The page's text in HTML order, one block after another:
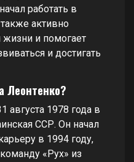
работать в
активно
жизни и помогает
и достигать
Леонтенко?
августа 1978 года в
ССР. Он начал
в 1994 году,
«Рух» из